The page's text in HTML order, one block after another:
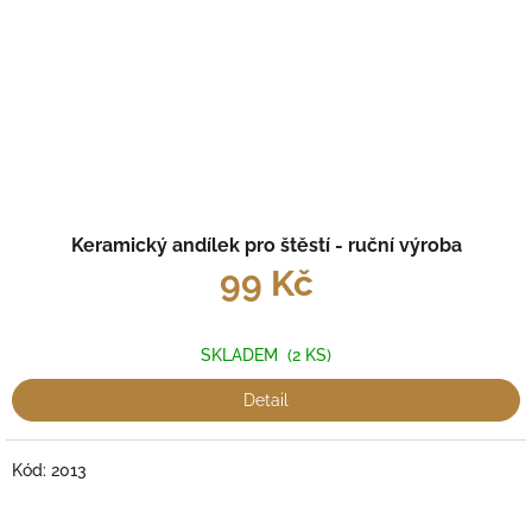
Keramický andílek pro štěstí - ruční výroba
99 Kč
SKLADEM (2 KS)
Detail
Kód: 2013